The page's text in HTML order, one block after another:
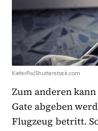
KieferPix/Shutterstock.com
Zum anderen
Gate abgeben
Flugzeug betritt.